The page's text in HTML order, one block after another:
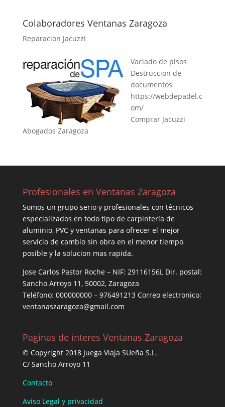
Colaboradores Ventanas Zaragoza
Reparacion Jacuzzi
Vaciado de pisos
Destruccion de
documentos
https://webdepadel.c
om/
Comprar Jacuzzi
Abogados Zaragoza
Profesionales en Ventanas Zaragoza
Somos un grupo serio y profesionales con técnicos
especializados en todo tipo de carpintería de
aluminio, PVC y ventanas para ofrecer el mejor
servicio de cambio sin obra en el menor tiempo
posible y la solucion mas rapida.
Jose Carlos Pastor Roche – NIF: 29116156L Dir. postal:
Sancho Arroyo 11, 50002, Zaragoza
Teléfono: 000000000 – 976491213 Correo electronico:
ventanaszaragoza@gmail.com
Paginas de interes Ventanas Zaragoza
© Copyright 2018 Juega Viaja SUeña S.L.
C/ Sancho Arroyo 11
Contacto
Aviso Legal y privacidad